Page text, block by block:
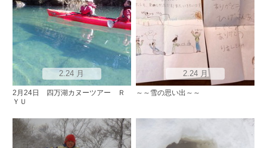
2.24 月
2月24日 四万湖カヌーツアー Ｒ
ＹＵ
2.24 月
～～雪の思い出～～